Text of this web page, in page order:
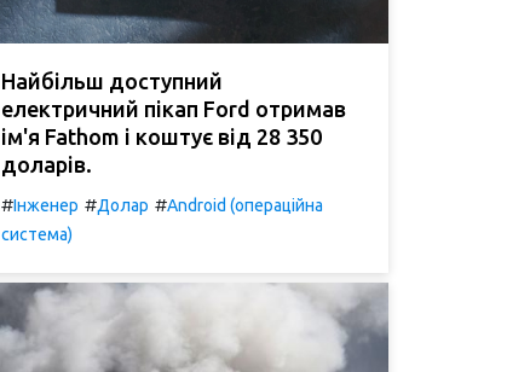
Найбільш доступний
електричний пікап Ford отримав
ім'я Fathom і коштує від 28 350
доларів.
#Інженер #Долар #Android (операційна
система)